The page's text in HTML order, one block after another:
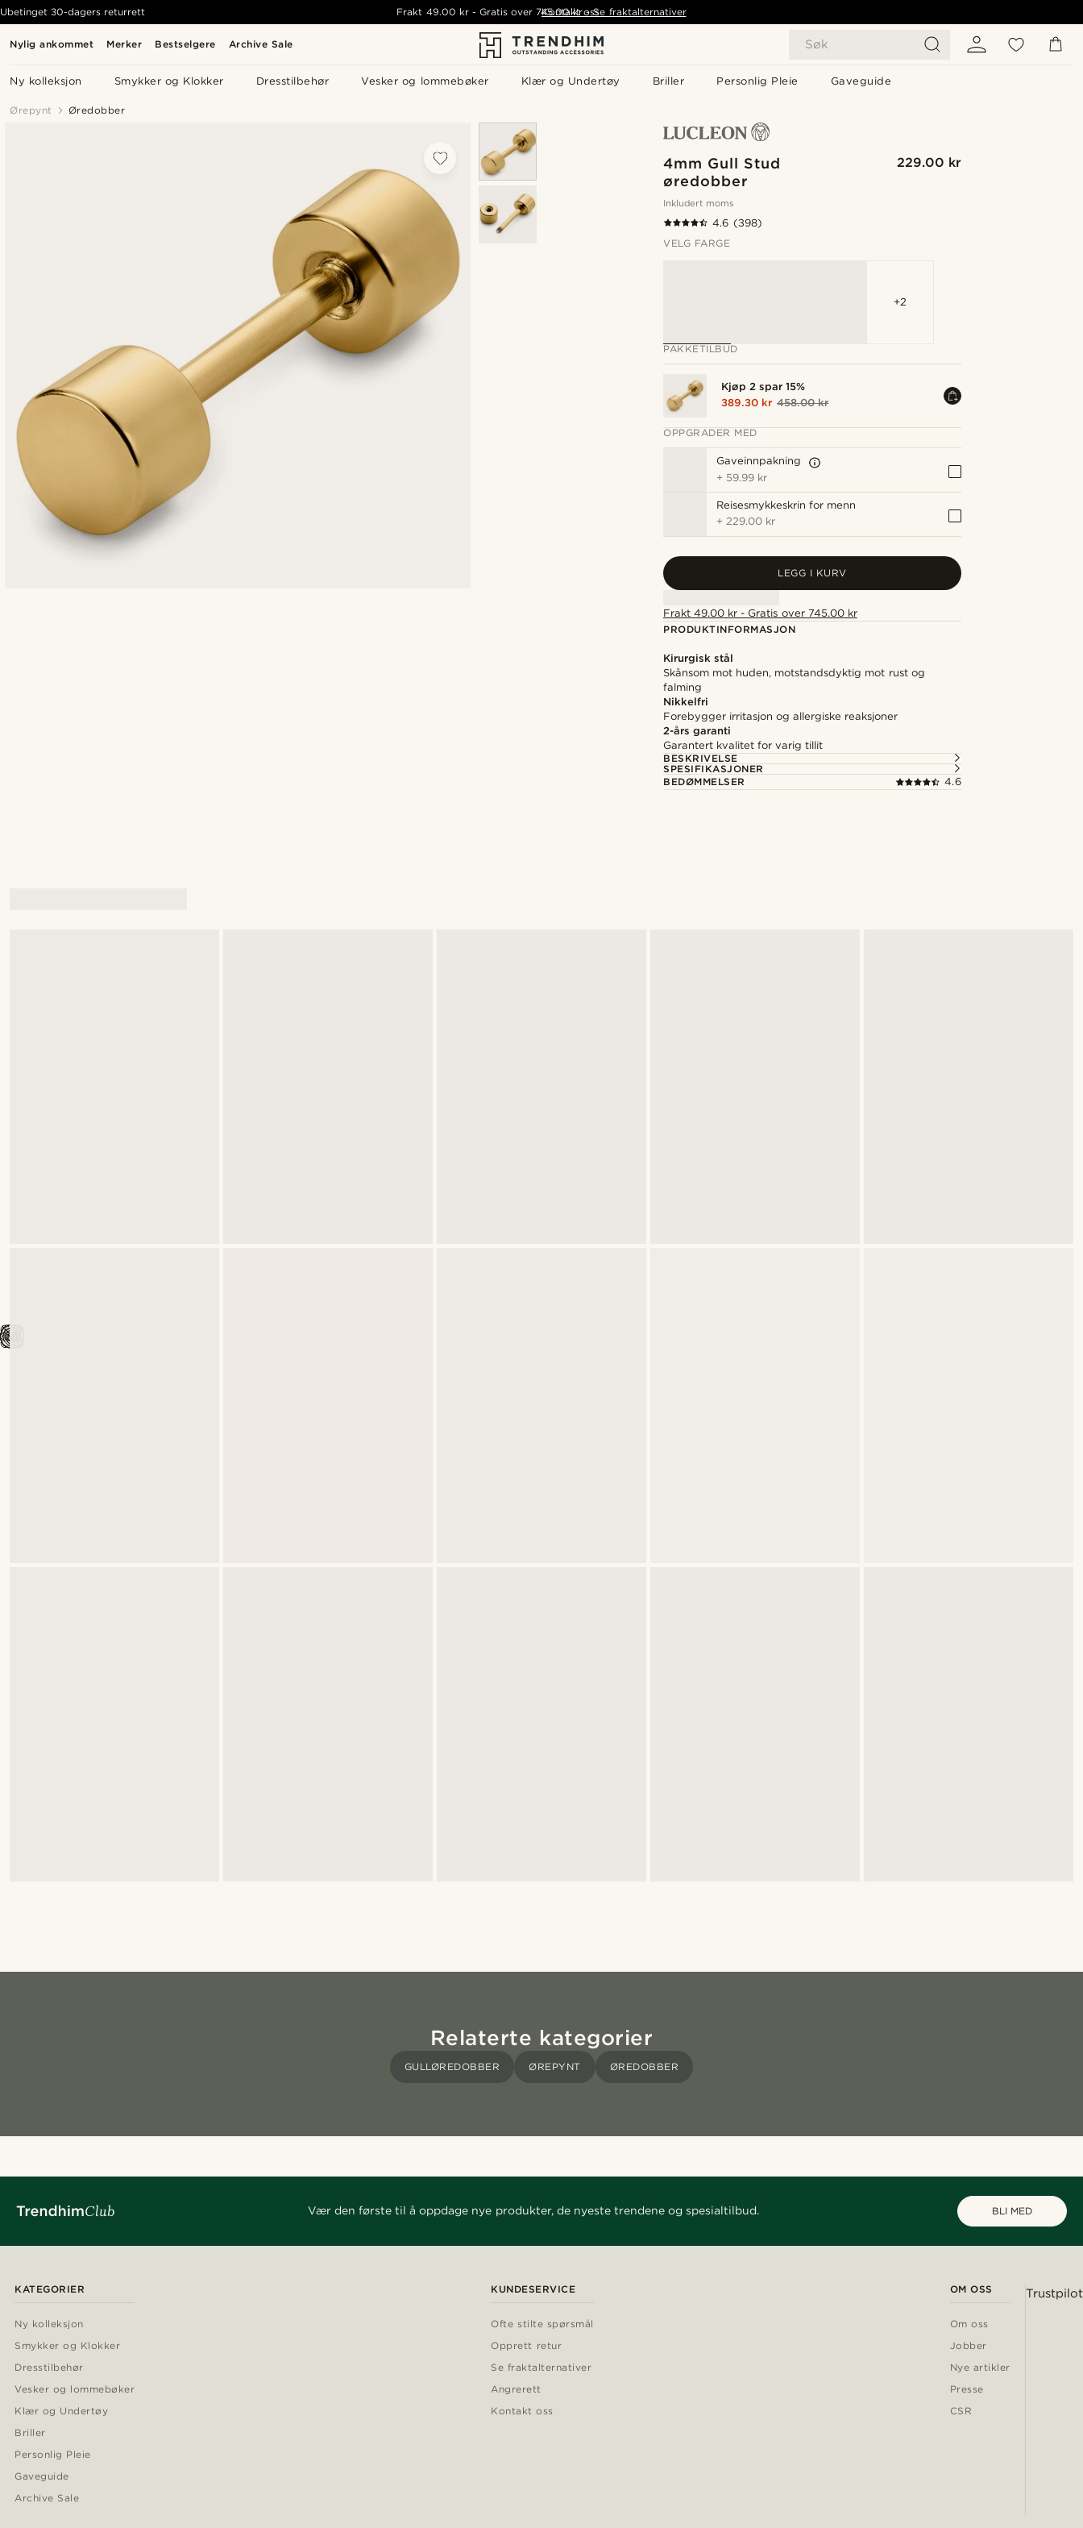
Nylig ankommet Merker Bestselgere Archive Sale Søk
Ny kolleksjon Smykker og Klokker Dresstilbehør Vesker og lommebøker Klær og Undertøy Briller Personlig Pleie Gaveguide
Ubetinget 30-dagers returrett Frakt 49.00 kr- Gratis over 745.00 kr - Se fraktalternativer
Kontakt oss
Ørepynt Øredobber
4mm Gull Stud
øredobber
229.00 kr
Inkludert moms
4.6 (398)
VELG FARGE
+2
PAKKETILBUD
Kjøp 2 spar 15%
389.30 kr 458.00 kr
OPPGRADER MED
Gaveinnpakning
+ 59.99 kr
Reisesmykkeskrin for menn
+229.00 kr
LEGG I KURV
Frakt 49.00 kr - Gratis over 745.00 kr
PRODUKTINFORMASJON
Kirurgisk stål
Skånsom mot huden, motstandsdyktig mot rust og
falming
Nikkelfri
Forebygger irritasjon og allergiske reaksjoner
2-års garanti
Garantert kvalitet for varig tillit
BESKRIVELSE
SPESIFIKASJONER
BEDØMMELSER
4.6
Relaterte kategorier
GULLØREDOBBER ØREPYNT ØREDOBBER
Vær den første til å oppdage nye produkter, de nyeste trendene og spesialtilbud. BLI MED
KATEGORIER
Ny kolleksjon
Smykker og Klokker
Dresstilbehør
Vesker og lommebøker
Klær og Undertøy
Briller
Personlig Pleie
Gaveguide
Archive Sale
KUNDESERVICE
Ofte stilte spørsmål
Opprett retur
Se fraktalternativer
Angrerett
Kontakt oss
OM OSS
Om oss
Jobber
Nye artikler
Presse
CSR
Trustpilot